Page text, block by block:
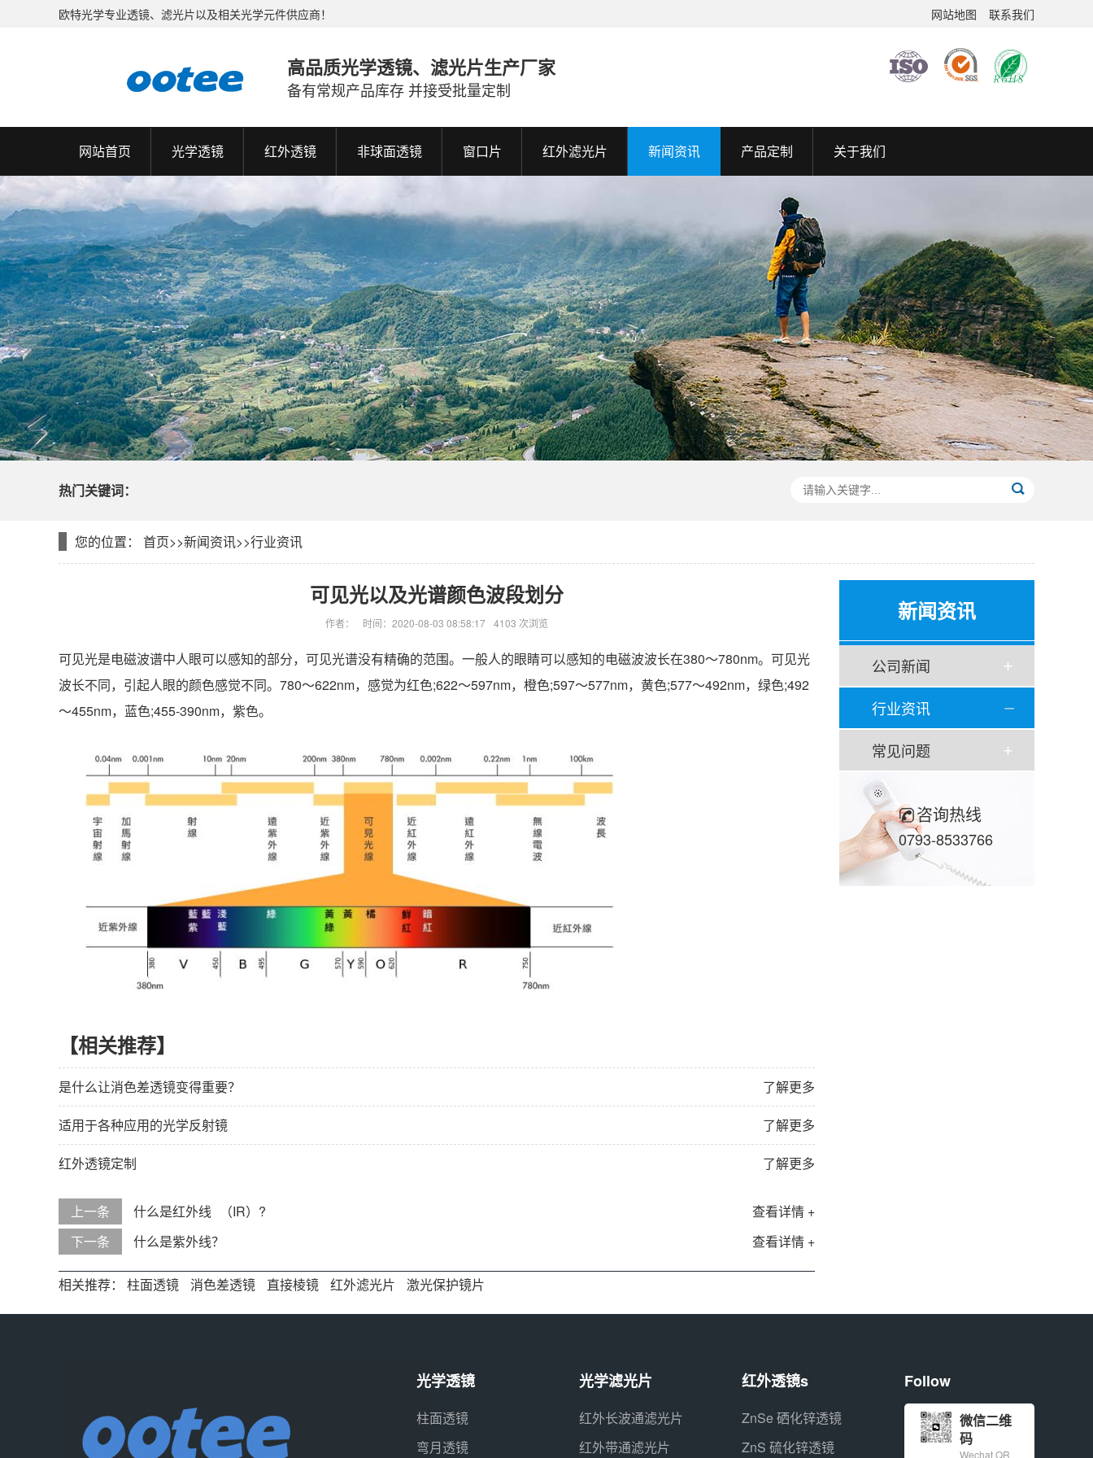
网站地图 联系我们
欧特光学专业透镜、滤光片以及相关光学元件供应商！
高品质光学透镜、滤光片生产厂家
备有常规产品库存 并接受批量定制
网站首页 光学透镜 红外透镜 非球面透镜 窗口片 红外滤光片 新闻资讯 产品定制 关于我们
热门关键词：
您的位置： 首页>>新闻资讯>>行业资讯
新闻资讯
公司新闻
行业资讯
常见问题
咨询热线
0793-8533766
可见光以及光谱颜色波段划分
作者： 时间：2020-08-03 08:58:17 4103 次浏览
可见光是电磁波谱中人眼可以感知的部分，可见光谱没有精确的范围。一般人的眼睛可以感知的电磁波波长在380～780nm。可见光
波长不同，引起人眼的颜色感觉不同。780～622nm，感觉为红色;622～597nm，橙色;597～577nm，黄色;577～492nm，绿色;492
～455nm，蓝色;455-390nm，紫色。
【相关推荐】
了解更多
是什么让消色差透镜变得重要？
了解更多
适用于各种应用的光学反射镜
了解更多
红外透镜定制
上一条 查看详情 +
什么是红外线 （IR）?
下一条
查看详情 +
什么是紫外线？
相关推荐： 柱面透镜 消色差透镜 直接棱镜 红外滤光片 激光保护镜片
光学透镜
柱面透镜
弯月透镜
光学滤光片
红外长波通滤光片
红外带通滤光片
红外透镜s
ZnSe 硒化锌透镜
ZnS 硫化锌透镜
Follow
微信二维
码
Wechat QR